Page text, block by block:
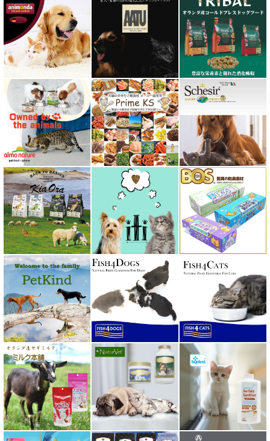
フォルツァ10 FORZA10
プライムケイズ さかい企画
ブリスミックス BLISMIX
プレスティージ PRESTIGE
プロデン ProDen
ベイリーコー Bailey+Co
ベッツソリューション VetSolution
ベッツラボ Vets Labo
ペットカインド PetKind
ペトコト PETOKOTO
ホワイトフォックス
ボンショーズペット bonnechose pet
ママクック
ミャウ MEOW
ミャオイングヘッズ MEOWING HEADS
ミルク本舗
ムーラムーラ Moora Moora